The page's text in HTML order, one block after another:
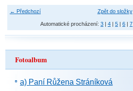
← Předchozí Zpět do složky
Automatické procházení: 3 | 4 | 5 | 6 | 7
Fotoalbum
a) Paní Růžena Stráníková